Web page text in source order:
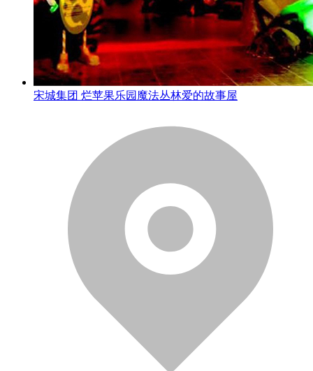
宋城集团 烂苹果乐园魔法丛林爱的故事屋